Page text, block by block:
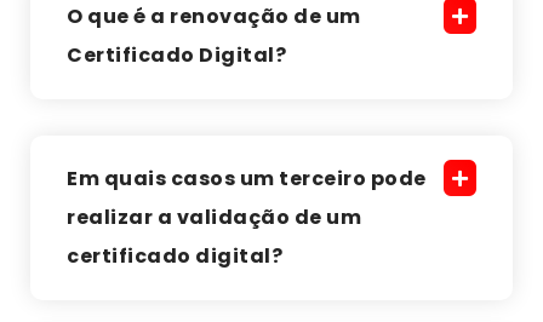
O que é a renovação de um
Certificado Digital?
Em quais casos um terceiro pode
realizar a validação de um
certificado digital?